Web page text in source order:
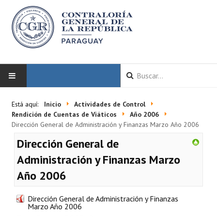
LA CGR
Autoridades
Misión y Visión
Organigrama
Está aquí: Inicio
Actividades de Control
Rendición de Cuentas de Viáticos
Año 2006
Dirección General de Administración y Finanzas Marzo Año 2006
Dirección General de
Administración y Finanzas Marzo
Año 2006
Dirección General de Administración y Finanzas
Marzo Año 2006